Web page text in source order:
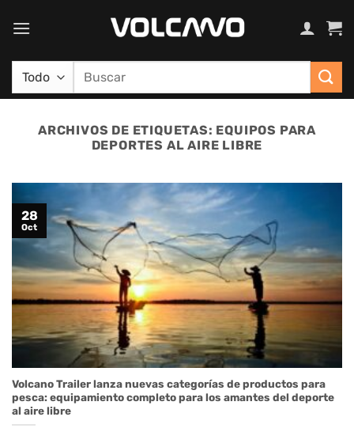
Buscar
ARCHIVOS DE ETIQUETAS: EQUIPOS PARA
DEPORTES AL AIRE LIBRE
Volcano Trailer lanza nuevas categorías de productos para
pesca: equipamiento completo para los amantes del deporte
al aire libre
28
Oct